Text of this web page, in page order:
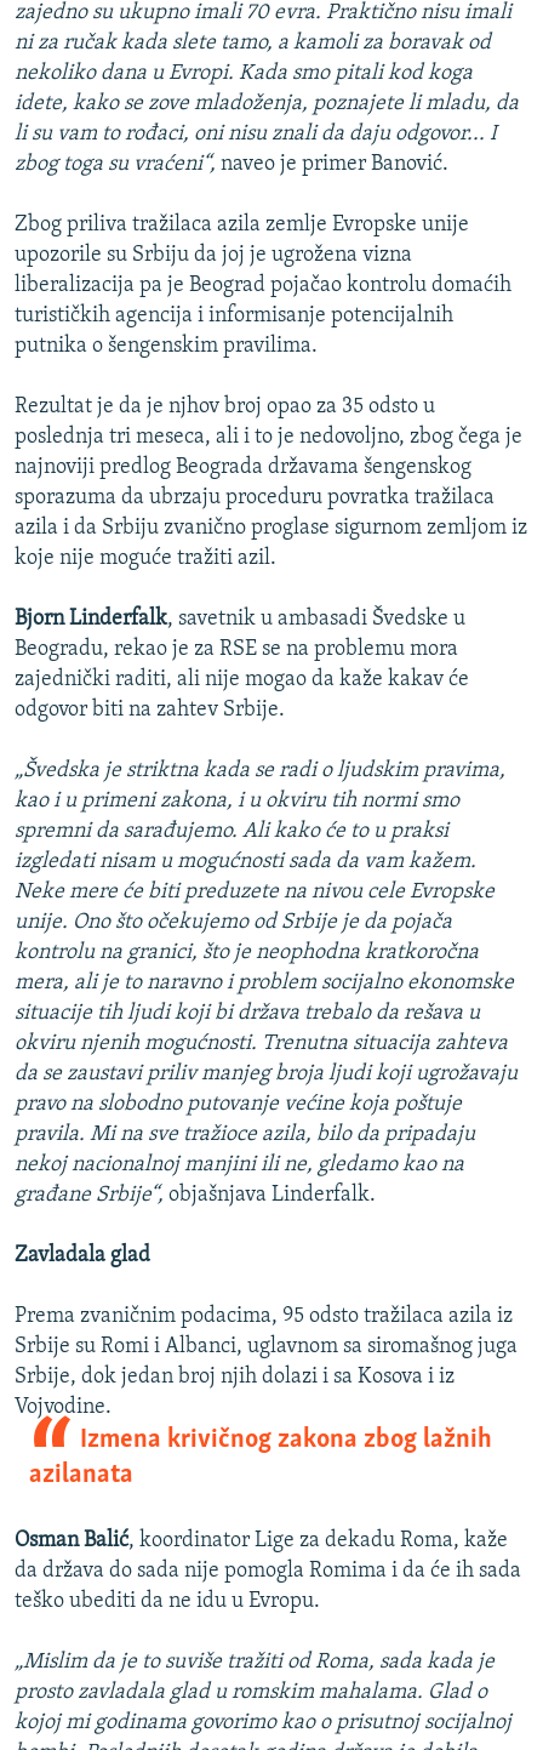
zajedno su ukupno imali 70 evra. Praktično nisu imali
ni za ručak kada slete tamo, a kamoli za boravak od
nekoliko dana u Evropi. Kada smo pitali kod koga
idete, kako se zove mladoženja, poznajete li mladu, da
li su vam to rođaci, oni nisu znali da daju odgovor... I
zbog toga su vraćeni“, naveo je primer Banović.
Zbog priliva tražilaca azila zemlje Evropske unije
upozorile su Srbiju da joj je ugrožena vizna
liberalizacija pa je Beograd pojačao kontrolu domaćih
turističkih agencija i informisanje potencijalnih
putnika o šengenskim pravilima.
Rezultat je da je njhov broj opao za 35 odsto u
poslednja tri meseca, ali i to je nedovoljno, zbog čega je
najnoviji predlog Beograda državama šengenskog
sporazuma da ubrzaju proceduru povratka tražilaca
azila i da Srbiju zvanično proglase sigurnom zemljom iz
koje nije moguće tražiti azil.
Bjorn Linderfalk, savetnik u ambasadi Švedske u
Beogradu, rekao je za RSE se na problemu mora
zajednički raditi, ali nije mogao da kaže kakav će
odgovor biti na zahtev Srbije.
„Švedska je striktna kada se radi o ljudskim pravima,
kao i u primeni zakona, i u okviru tih normi smo
spremni da sarađujemo. Ali kako će to u praksi
izgledati nisam u mogućnosti sada da vam kažem.
Neke mere će biti preduzete na nivou cele Evropske
unije. Ono što očekujemo od Srbije je da pojača
kontrolu na granici, što je neophodna kratkoročna
mera, ali je to naravno i problem socijalno ekonomske
situacije tih ljudi koji bi država trebalo da rešava u
okviru njenih mogućnosti. Trenutna situacija zahteva
da se zaustavi priliv manjeg broja ljudi koji ugrožavaju
pravo na slobodno putovanje većine koja poštuje
pravila. Mi na sve tražioce azila, bilo da pripadaju
nekoj nacionalnoj manjini ili ne, gledamo kao na
građane Srbije“, objašnjava Linderfalk.
Zavladala glad
Prema zvaničnim podacima, 95 odsto tražilaca azila iz
Srbije su Romi i Albanci, uglavnom sa siromašnog juga
Srbije, dok jedan broj njih dolazi i sa Kosova i iz
Vojvodine.
Izmena krivičnog zakona zbog lažnih
azilanata
Osman Balić, koordinator Lige za dekadu Roma, kaže
da država do sada nije pomogla Romima i da će ih sada
teško ubediti da ne idu u Evropu.
„Mislim da je to suviše tražiti od Roma, sada kada je
prosto zavladala glad u romskim mahalama. Glad o
kojoj mi godinama govorimo kao o prisutnoj socijalnoj